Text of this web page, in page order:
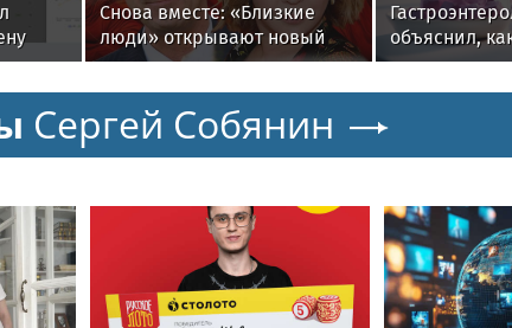
Снова вместе: «Близкие
люди» открывают новый
театральный сезон
объяснил,
рационе
Сергей Собянин